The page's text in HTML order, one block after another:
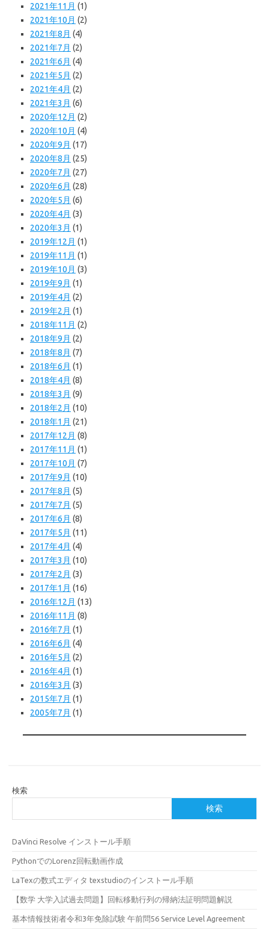
2021年11月 (1)
2021年10月 (2)
2021年8月 (4)
2021年7月 (2)
2021年6月 (4)
2021年5月 (2)
2021年4月 (2)
2021年3月 (6)
2020年12月 (2)
2020年10月 (4)
2020年9月 (17)
2020年8月 (25)
2020年7月 (27)
2020年6月 (28)
2020年5月 (6)
2020年4月 (3)
2020年3月 (1)
2019年12月 (1)
2019年11月 (1)
2019年10月 (3)
2019年9月 (1)
2019年4月 (2)
2019年2月 (1)
2018年11月 (2)
2018年9月 (2)
2018年8月 (7)
2018年6月 (1)
2018年4月 (8)
2018年3月 (9)
2018年2月 (10)
2018年1月 (21)
2017年12月 (8)
2017年11月 (1)
2017年10月 (7)
2017年9月 (10)
2017年8月 (5)
2017年7月 (5)
2017年6月 (8)
2017年5月 (11)
2017年4月 (4)
2017年3月 (10)
2017年2月 (3)
2017年1月 (16)
2016年12月 (13)
2016年11月 (8)
2016年7月 (1)
2016年6月 (4)
2016年5月 (2)
2016年4月 (1)
2016年3月 (3)
2015年7月 (1)
2005年7月 (1)
検索
検索
DaVinci Resolve インストール手順
PythonでのLorenz回転動画作成
LaTexの数式エディタ texstudioのインストール手順
【数学 大学入試過去問題】回転移動行列の帰納法証明問題解説
基本情報技術者令和3年免除試験 午前問56 Service Level Agreement